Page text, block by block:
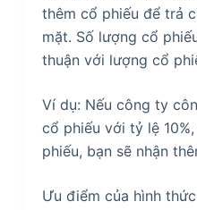
thêm cổ phiếu để trả
mặt. Số lượng cổ
thuận với lượng cổ
Ví dụ: Nếu công ty
cổ phiếu với tỷ lệ
phiếu, bạn sẽ nhận
Ưu điểm của hình